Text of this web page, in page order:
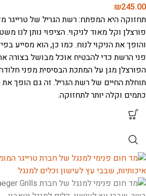
₪245.00
פורצלן וקל מאוד לניקוי. הציפוי נותן לנו
והופך את הניקוי לנוח. כמו כן, הוא מסייע
פני הרשת כדי להבטיח אוכל מבושל בצורה
הפורצלן מגן על המתכת הבסיסית מפני חלודה
תוחלת החיים של רשת הגריל. זה גם הופך את
כתמים וקלה יותר לתחזוקה.